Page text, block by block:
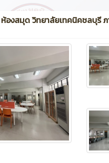
องสมุด วิทยาลัยเทคนิคชลบุรี ภ